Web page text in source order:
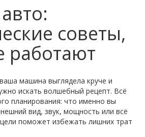
советы,
работают
машина выглядела круче и
искать волшебный рецепт. Всё
планирования: что именно вы
вид, звук, мощность или всё
поможет избежать лишних трат